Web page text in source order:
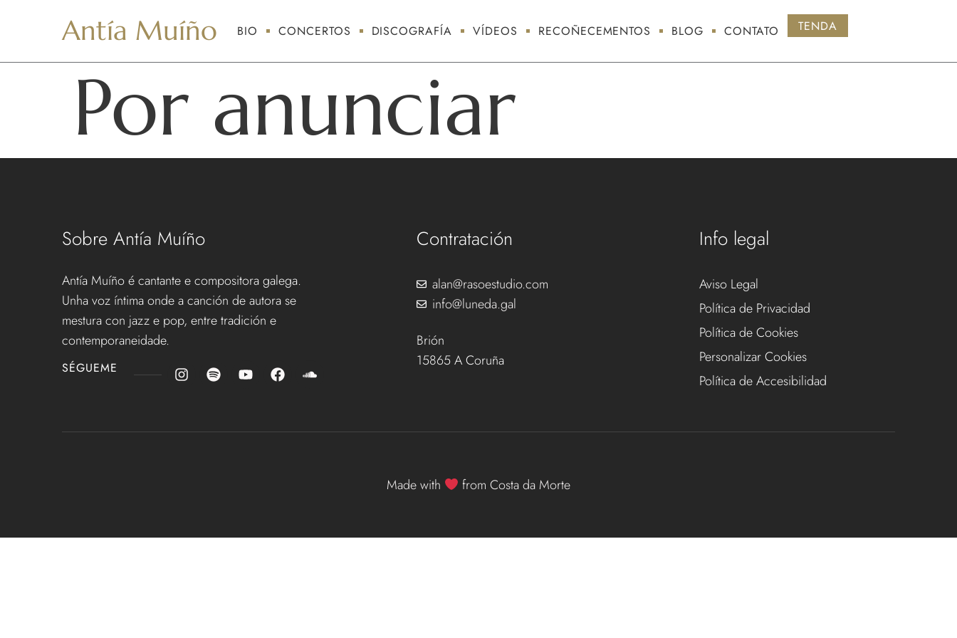
Antía Muíño BIO CONCERTOS DISCOGRAFÍA VÍDEOS RECOÑECEMENTOS BLOG CONTATO TENDA
Por anunciar
Sobre Antía Muíño
Antía Muíño é cantante e compositora galega.
Unha voz íntima onde a canción de autora se
mestura con jazz e pop, entre tradición e
contemporaneidade.
SÉGUEME
Contratación
alan@rasoestudio.com
info@luneda.gal
Brión
15865 A Coruña
Info legal
Aviso Legal
Política de Privacidad
Política de Cookies
Personalizar Cookies
Política de Accesibilidad
Made with from Costa da Morte